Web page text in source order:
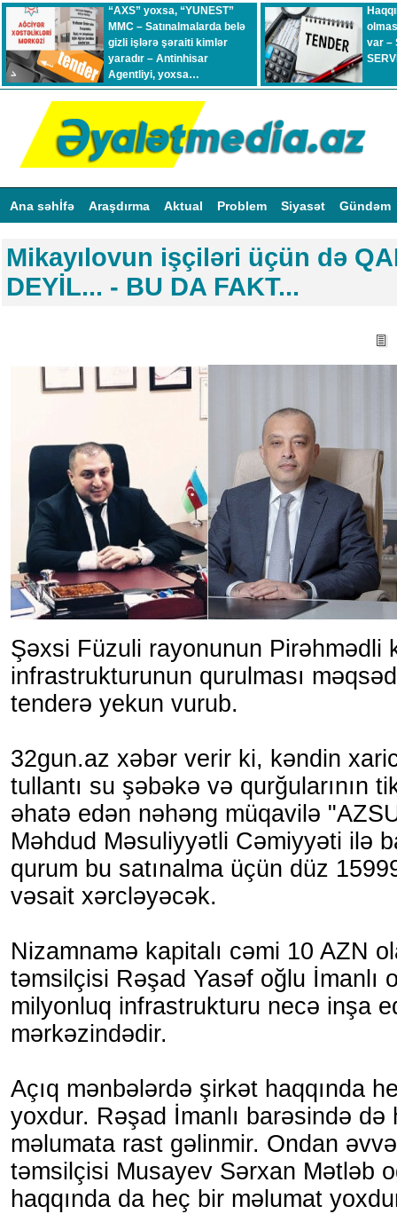
“AXS” yoxsa, “YUNEST”
MMC – Satınalmalarda belə
gizli işlərə şəraiti kimlər
yaradır – Antinhisar
Agentliyi, yoxsa…
var –
Ana səhİfə Araşdırma Aktual Problem Siyasət Gündəm
Mikayılovun işçiləri üçün də
DEYİL... - BU DA FAKT...
Şəxsi Füzuli rayonunun Pirəhmədli
infrastrukturunun qurulması
tenderə yekun vurub.
32gun.az xəbər verir ki, kəndin
tullantı su şəbəkə və qurğularının
əhatə edən nəhəng müqavilə
Məhdud Məsuliyyətli Cəmiyyəti ilə
qurum bu satınalma üçün düz
vəsait xərcləyəcək.
Nizamnamə kapitalı cəmi 10 AZN
təmsilçisi Rəşad Yasəf oğlu İmanlı
milyonluq infrastrukturu necə inşa
mərkəzindədir.
Açıq mənbələrdə şirkət haqqında
yoxdur. Rəşad İmanlı barəsində də
məlumata rast gəlinmir. Ondan
təmsilçisi Musayev Sərxan Mətləb
haqqında da heç bir məlumat